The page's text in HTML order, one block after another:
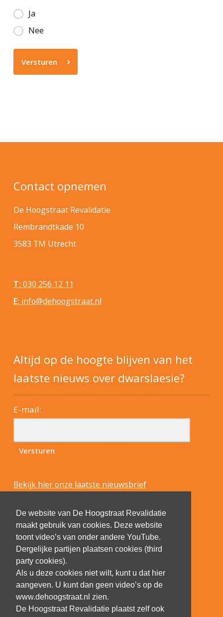
De website van De Hoogstraat Revalidatie
maakt gebruik van cookies. Deze website
toont video’s van onder andere YouTube.
Dergelijke partijen plaatsen cookies (third
party cookies).
Als u deze cookies niet wilt, kunt u dat hier
aangeven. U kunt dan geen video’s op de
www.dehoogstraat.nl zien.
De Hoogstraat Revalidatie plaatst zelf ook
Ja
Nee
Versturen
Contact opnemen
De Hoogstraat Revalidatie
Rembrandtkade 10
3583 TM Utrecht
T: 030 256 12 11
E: info@dehoogstraat.nl
Altijd op de hoogte blijven van het
laatste nieuws over dwarslaesie?
E-mail:
Bekijk hier onze laatste nieuwsbrief